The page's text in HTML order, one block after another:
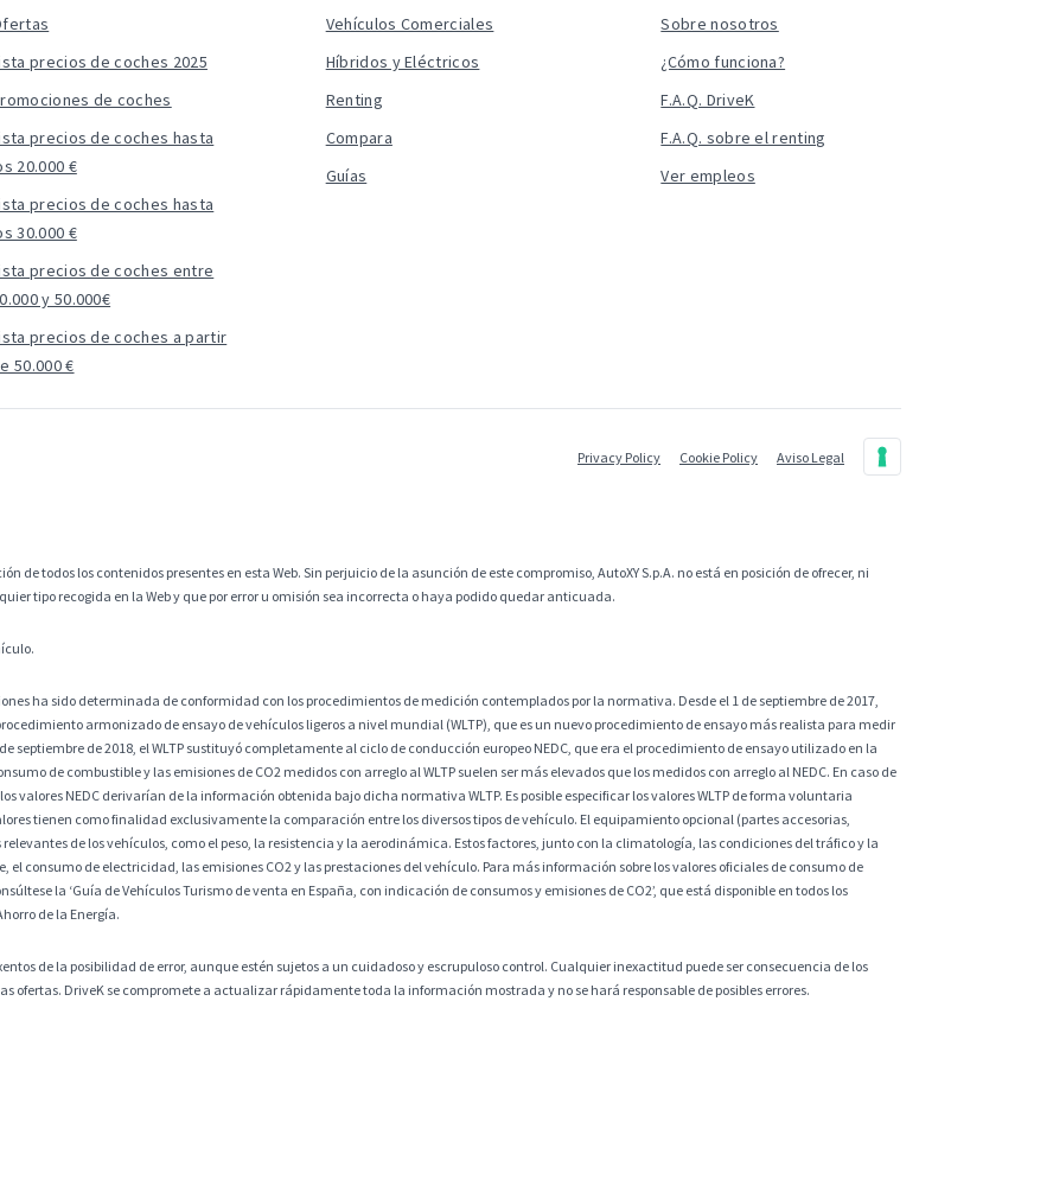
precios de coches 2025
de coches
precios de coches hasta
20.000 €
precios de coches hasta
30.000 €
precios de coches entre
y 50.000€
precios de coches a partir
50.000 €
Vehículos Comerciales
Híbridos y Eléctricos
Renting
Compara
Guías
Sobre nosotros
¿Cómo funciona?
F.A.Q. DriveK
F.A.Q. sobre el renting
Ver empleos
Privacy Policy Cookie Policy Aviso Legal
de todos los contenidos presentes en esta Web. Sin perjuicio de la asunción de este compromiso, AutoXY S.p.A. no está en posición de ofrecer, ni
tipo recogida en la Web y que por error u omisión sea incorrecta o haya podido quedar anticuada.
ha sido determinada de conformidad con los procedimientos de medición contemplados por la normativa. Desde el 1 de septiembre de 2017,
armonizado de ensayo de vehículos ligeros a nivel mundial (WLTP), que es un nuevo procedimiento de ensayo más realista para medir
septiembre de 2018, el WLTP sustituyó completamente al ciclo de conducción europeo NEDC, que era el procedimiento de ensayo utilizado en la
de combustible y las emisiones de CO2 medidos con arreglo al WLTP suelen ser más elevados que los medidos con arreglo al NEDC. En caso de
valores NEDC derivarían de la información obtenida bajo dicha normativa WLTP. Es posible especificar los valores WLTP de forma voluntaria
tienen como finalidad exclusivamente la comparación entre los diversos tipos de vehículo. El equipamiento opcional (partes accesorias,
de los vehículos, como el peso, la resistencia y la aerodinámica. Estos factores, junto con la climatología, las condiciones del tráfico y la
consumo de electricidad, las emisiones CO2 y las prestaciones del vehículo. Para más información sobre los valores oficiales de consumo de
la ‘Guía de Vehículos Turismo de venta en España, con indicación de consumos y emisiones de CO2’, que está disponible en todos los
de la Energía.
de la posibilidad de error, aunque estén sujetos a un cuidadoso y escrupuloso control. Cualquier inexactitud puede ser consecuencia de los
ofertas. DriveK se compromete a actualizar rápidamente toda la información mostrada y no se hará responsable de posibles errores.